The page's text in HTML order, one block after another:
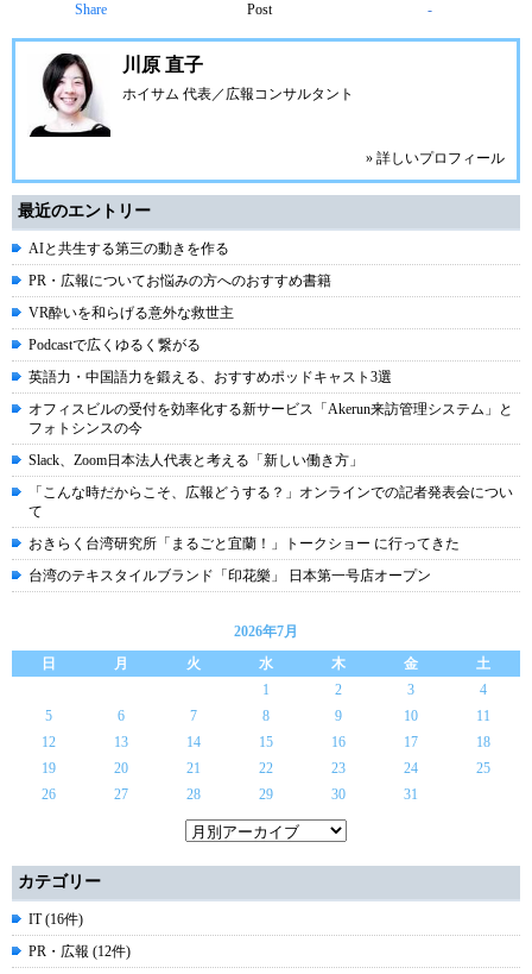
Share Post -
川原 直子
ホイサム 代表／広報コンサルタント
» 詳しいプロフィール
最近のエントリー
AIと共生する第三の動きを作る
PR・広報についてお悩みの方へのおすすめ書籍
VR酔いを和らげる意外な救世主
Podcastで広くゆるく繋がる
英語力・中国語力を鍛える、おすすめポッドキャスト3選
オフィスビルの受付を効率化する新サービス「Akerun来訪管理システム」と
フォトシンスの今
Slack、Zoom日本法人代表と考える「新しい働き方」
「こんな時だからこそ、広報どうする？」オンラインでの記者発表会につい
て
おきらく台湾研究所「まるごと宜蘭！」トークショー に行ってきた
台湾のテキスタイルブランド「印花樂」 日本第一号店オープン
2026年7月
日
月 火 水 木 金
土
1
2 3
4
5
6 7 8 9 10
11
12
13 14 15 16 17
18
19
20 21 22 23 24
25
26
27 28 29 30 31
カテゴリー
IT (16件)
PR・広報 (12件)